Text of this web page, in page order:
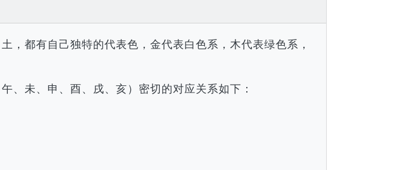
，都有自己独特的代表色，金代表白色系，木代表绿色系，
、未、申、酉、戌、亥）密切的对应关系如下：